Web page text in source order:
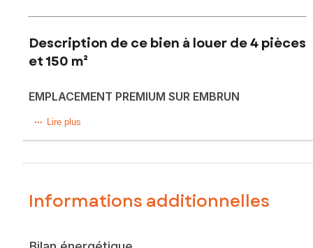
Description de ce bien à louer de 4 pièces
et 150 m²
EMPLACEMENT PREMIUM SUR EMBRUN
À louer en plein cœur de la rue piétonne d’Embrun, avec un
La modularité des lieux permet de multiples possibilités
d'aménagements selon votre projet.
Lire plus
Informations additionnelles